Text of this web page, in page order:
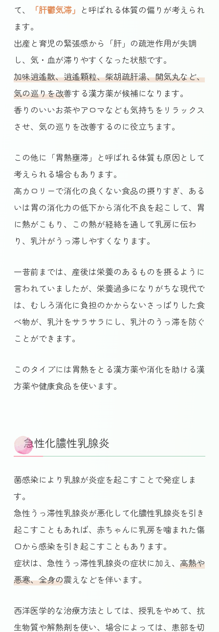
て、
「肝鬱気滞」 と呼ばれる体質の偏りが考えられ
ます。
出産と育児の緊張感から「肝」の疏泄作用が失調
し、気・血が滞りやすくなった状態です。
加味逍遙散、逍遙顆粒、柴胡疏肝湯、開気丸など、
気の巡りを改善する漢方薬が候補になります。
香りのいいお茶やアロマなども気持ちをリラックス
させ、気の巡りを改善するのに役立ちます。
この他に「胃熱壅滞」と呼ばれる体質も原因として
考えられる場合もあります。
高カロリーで消化の良くない食品の摂りすぎ、ある
いは胃の消化力の低下から消化不良を起こして、胃
に熱がこもり、この熱が経絡を通して乳房に伝わ
り、乳汁がうっ滞しやすくなります。
一昔前までは、産後は栄養のあるものを摂るように
言われていましたが、栄養過多になりがちな現代で
は、むしろ消化に負担のかからないさっぱりした食
べ物が、乳汁をサラサラにし、乳汁のうっ滞を防ぐ
ことができます。
このタイプには胃熱をとる漢方薬や消化を助ける漢
方薬や健康食品を使います。
急性化膿性乳腺炎
菌感染により乳腺が炎症を起こすことで発症しま
す。
急性うっ滞性乳腺炎が悪化して化膿性乳腺炎を引き
起こすこともあれば、赤ちゃんに乳房を噛まれた傷
口から感染を引き起こすこともあります。
症状は、急性うっ滞性乳腺炎の症状に加え、高熱や
悪寒、全身の震え などを伴います。
西洋医学的な治療方法としては、授乳をやめて、抗
生物質や解熱剤を使い、場合によっては、患部を切